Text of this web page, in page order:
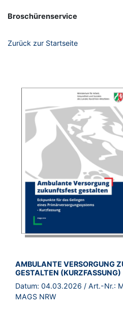
Broschürenservice
Zurück zur Startseite
BROSCHÜRE:
AMBULANTE VERSORGUNG
GESTALTEN (KURZFASSUNG)
Datum: 04.03.2026 / Art.-Nr.:
MAGS NRW